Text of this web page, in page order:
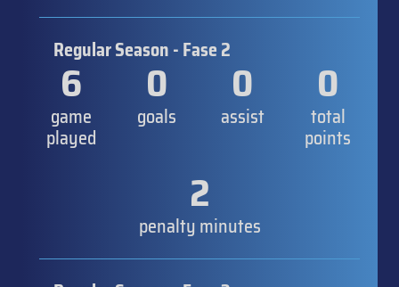
Regular Season - Fase 2
6
game
played
0
goals
0
assist
0
total
points
2
penalty minutes